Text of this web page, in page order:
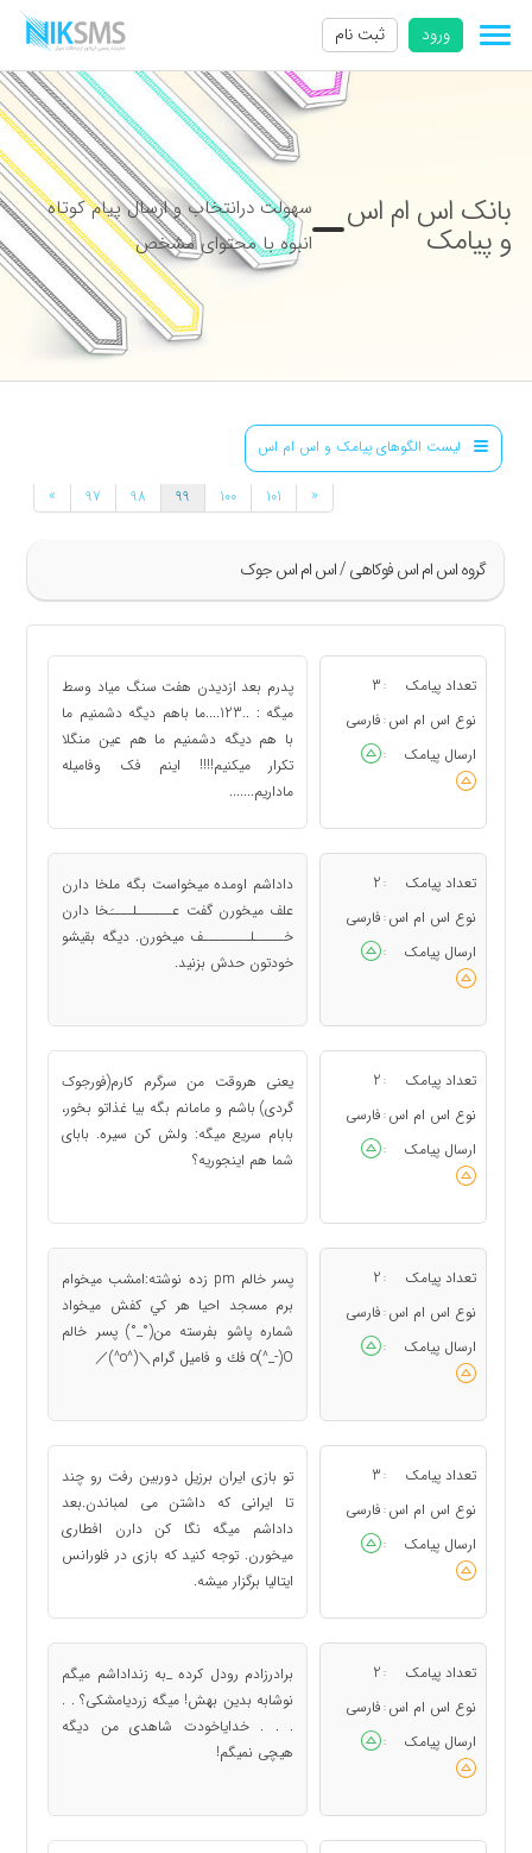
ورود ثبت نام
بانک اس ام اس
و پیامک
سهولت درانتخاب و ارسال پیام کوتاه
انبوه با محتوای مشخص
لیست الگوهای پیامک و اس ام اس
گروه اس ام اس فوکاهی / اس ام اس جوک
» 97 98 99 100 101 «
تعداد پیامک :
3
نوع اس ام اس : فارسی
ارسال پیامک
:
پدرم بعد ازدیدن هفت سنگ میاد وسط
میگه : ..123....ما باهم دیگه دشمنیم ما
با هم دیگه دشمنیم ما هم عین منگلا
تکرار میکنیم!!!! اینم فک وفامیله
ماداریم.......
تعداد پیامک :
2
نوع اس ام اس : فارسی
ارسال پیامک
:
داداشم اومده ميخواست بگه ملخا دارن
علف ميخورن گفت عــــــلــــَخا دارن
خـــــلــــــــف ميخورن. ديگه بقيشو
خودتون حدش بزنيد.
تعداد پیامک :
2
نوع اس ام اس : فارسی
ارسال پیامک
:
یعنی هروقت من سرگرم کارم(فورجوک
گردی) باشم و مامانم بگه بیا غذاتو بخور،
بابام سریع میگه: ولش کن سیره. بابای
شما هم اینجوریه؟
تعداد پیامک :
2
نوع اس ام اس : فارسی
ارسال پیامک
:
پسر خالم pm زده نوشته:امشب ميخوام
برم مسجد احيا هر كي كفش ميخواد
شماره پاشو بفرسته من(°_°) پسر خالم
o(^_-)O فك و فاميل گرام＼(^o^)／
تعداد پیامک :
3
نوع اس ام اس : فارسی
ارسال پیامک
:
تو بازی ایران برزیل دوربین رفت رو چند
تا ایرانی که داشتن می لمباندن.بعد
داداشم میگه نگا کن دارن افطاری
میخورن. توجه کنید که بازی در فلورانس
ایتالیا برگزار میشه.
تعداد پیامک :
2
نوع اس ام اس : فارسی
ارسال پیامک
:
برادرزادم رودل کرده _به زنداداشم میگم
نوشابه بدین بهش! میگه زردیامشکی؟ . .
. . . خدایاخودت شاهدی من دیگه
هیچی نمیگم!